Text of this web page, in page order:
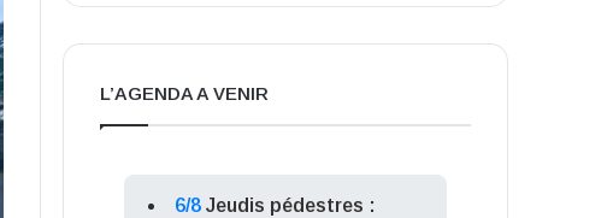
L’AGENDA A VENIR
6/8 Jeudis pédestres :